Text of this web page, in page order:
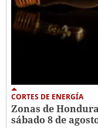
CORTES DE ENERGÍA
Zonas de
sábado 8 de